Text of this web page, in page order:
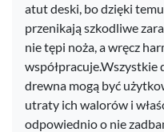
atut deski, bo dzięki
przenikają szkodliwe
nie tępi noża, a wręcz
współpracuje.Wszystkie
drewna mogą być
utraty ich walorów i
odpowiednio o nie